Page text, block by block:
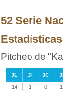
52 Serie
Pitcheo de
JL JI JC
14
1 0